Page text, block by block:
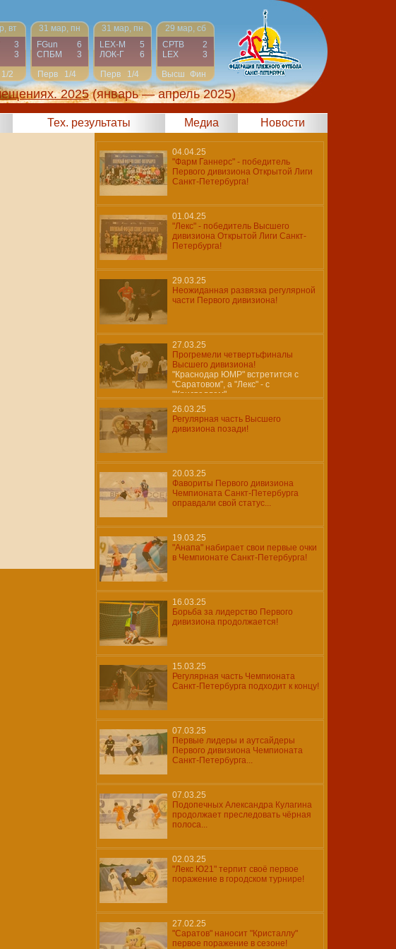
вт
3
3
1/2
31 мар, пн
FGun
6
СПБМ
3
Перв
1/4
31 мар, пн
LEX-М
5
ЛОК-Г
6
Перв
1/4
29 мар, сб
СРТВ
2
LEX
3
Высш Фин
2025 (январь — апрель 2025)
Тех. результаты Медиа Новости
04.04.25
"Фарм Ганнерс" - победитель
Первого дивизиона Открытой Лиги
Санкт-Петербурга!
01.04.25
"Лекс" - победитель Высшего
дивизиона Открытой Лиги Санкт-
Петербурга!
29.03.25
Неожиданная развязка регулярной
части Первого дивизиона!
27.03.25
Прогремели четвертьфиналы
Высшего дивизиона!
"Краснодар ЮМР" встретится с
"Саратовом", а "Лекс" - с
"Кристаллом"...
26.03.25
Регулярная часть Высшего
дивизиона позади!
20.03.25
Фавориты Первого дивизиона
Чемпионата Санкт-Петербурга
оправдали свой статус...
19.03.25
"Анапа" набирает свои первые очки
в Чемпионате Санкт-Петербурга!
16.03.25
Борьба за лидерство Первого
дивизиона продолжается!
15.03.25
Регулярная часть Чемпионата
Санкт-Петербурга подходит к концу!
07.03.25
Первые лидеры и аутсайдеры
Первого дивизиона Чемпионата
Санкт-Петербурга...
07.03.25
Подопечных Александра Кулагина
продолжает преследовать чёрная
полоса...
02.03.25
"Лекс Ю21" терпит своё первое
поражение в городском турнире!
27.02.25
"Саратов" наносит "Кристаллу"
первое поражение в сезоне!